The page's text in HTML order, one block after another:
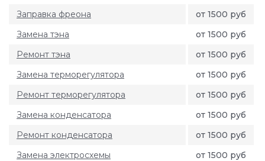
Заправка фреона
от 1500 руб
Замена тэна
от 1500 руб
Ремонт тэна
от 1500 руб
Замена терморегулятора
от 1500 руб
Ремонт терморегулятора
от 1500 руб
Замена конденсатора
от 1500 руб
Ремонт конденсатора
от 1500 руб
Замена электросхемы
от 1500 руб